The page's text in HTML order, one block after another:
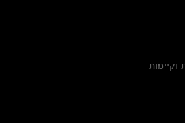
וקיימות